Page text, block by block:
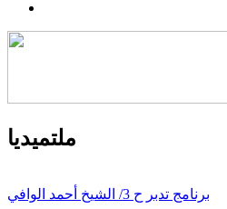
ملتميديا
برنامج تدبر ح 3/ الشيخ أحمد الوافي